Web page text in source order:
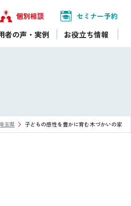
個別相談 セミナー予約
者の声・実例 お役立ち情報
玉県 子どもの感性を豊かに育む木づかいの家